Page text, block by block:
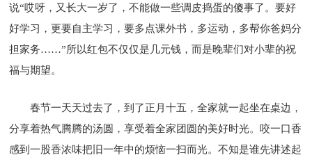
说“哎呀，又长大一岁了，不能做一些调皮捣蛋的傻事了。要好
好学习，更要自主学习，要多点课外书，多运动，多帮你爸妈分
担家务……”所以红包不仅仅是几元钱，而是晚辈们对小辈的祝
福与期望。
春节一天天过去了，到了正月十五，全家就一起坐在桌边，
分享着热气腾腾的汤圆，享受着全家团圆的美好时光。咬一口香
感到一股香浓味把旧一年中的烦恼一扫而光。不知是谁先讲述起